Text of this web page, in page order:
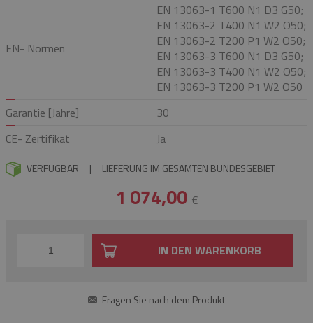
EN- Normen
EN 13063-1 T600 N1 D3 G50;
EN 13063-2 T400 N1 W2 O50;
EN 13063-2 T200 P1 W2 O50;
EN 13063-3 T600 N1 D3 G50;
EN 13063-3 T400 N1 W2 O50;
EN 13063-3 T200 P1 W2 O50
Garantie [Jahre]
30
CE- Zertifikat
Ja
VERFÜGBAR | LIEFERUNG IM GESAMTEN BUNDESGEBIET
1 074,00 €
IN DEN WARENKORB
Fragen Sie nach dem Produkt